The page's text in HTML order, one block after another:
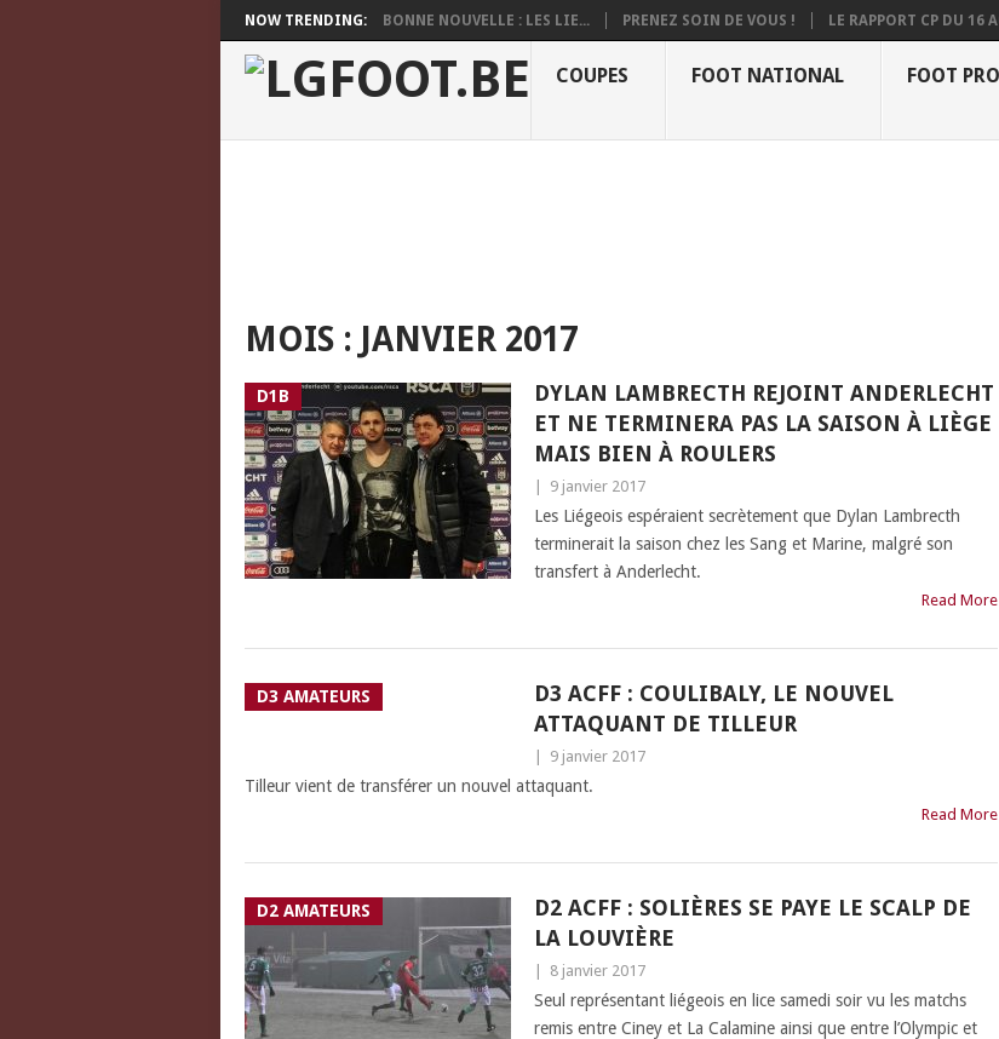
NOW TRENDING: BONNE NOUVELLE : LES LIE... PRENEZ SOIN DE VOUS ! LE RAPPORT CP DU 16
COUPES FOOT NATIONAL FOOT
MOIS : JANVIER 2017
D1B
DYLAN LAMBRECTH REJOINT ANDERLECHT
ET NE TERMINERA PAS LA SAISON À LIÈGE
MAIS BIEN À ROULERS
9 janvier 2017
Les Liégeois espéraient secrètement que Dylan Lambrecth
terminerait la saison chez les Sang et Marine, malgré son
transfert à Anderlecht.
Read More
D3 AMATEURS
D3 ACFF : COULIBALY, LE NOUVEL
ATTAQUANT DE TILLEUR
9 janvier 2017
Tilleur vient de transférer un nouvel attaquant.
Read More
D2 AMATEURS
D2 ACFF : SOLIÈRES SE PAYE LE SCALP DE
LA LOUVIÈRE
8 janvier 2017
Seul représentant liégeois en lice samedi soir vu les matchs
remis entre Ciney et La Calamine ainsi que entre l’Olympic et